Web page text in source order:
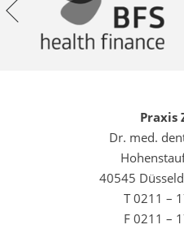
Praxis
Dr. med.
40545
T 0211 –
F 0211 –